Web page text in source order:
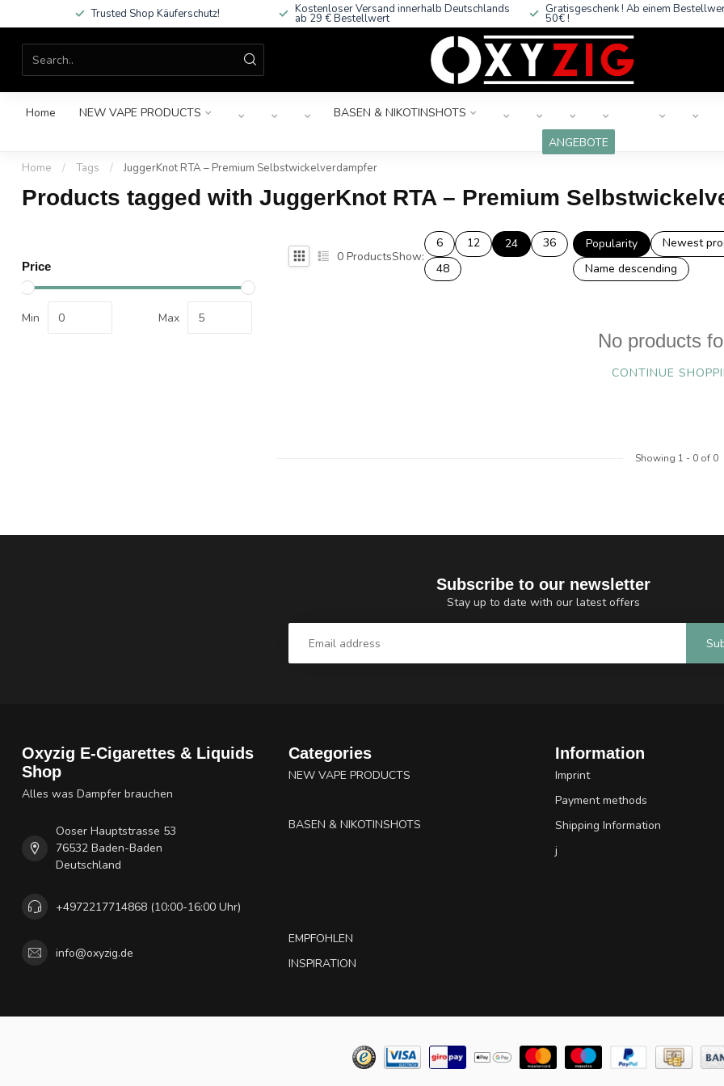
Trusted Shop Käuferschutz! Kostenloser Versand innerhalb Deutschlands
ab 29 € Bestellwert
Gratisgeschenk ! Ab einem
50€ !
Home NEW VAPE PRODUCTS BASEN & NIKOTINSHOTS
ANGEBOTE
Home / Tags / JuggerKnot RTA – Premium Selbstwickelverdampfer
Products tagged with JuggerKnot RTA – Premium
Price
Min Max
0 ProductsShow:
6 12 24
36
48
Popularity Newest
Name descending
No products
CONTINUE
Showing 1 - 0of 0
Subscribe to our newsletter
Stay up to date with our latest offers
Oxyzig E-Cigarettes & Liquids
Shop
Alles was Dampfer brauchen
Ooser Hauptstrasse 53
76532 Baden-Baden
Deutschland
+4972217714868 (10:00-16:00 Uhr)
info@oxyzig.de
Categories
NEW VAPE PRODUCTS
BASEN & NIKOTINSHOTS
EMPFOHLEN
INSPIRATION
Information
Imprint
Payment methods
Shipping Information
j